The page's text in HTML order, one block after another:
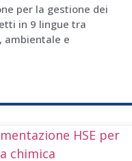
per la gestione dei
in 9 lingue tra
ambientale e